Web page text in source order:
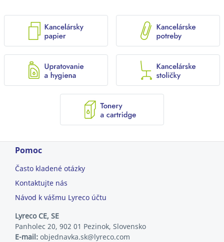
Pomoc
Často kladené otázky
Kontaktujte nás
Návod k vášmu Lyreco účtu
Lyreco CE, SE
Panholec 20, 902 01 Pezinok, Slovensko
E-mail: objednavka.sk@lyreco.com